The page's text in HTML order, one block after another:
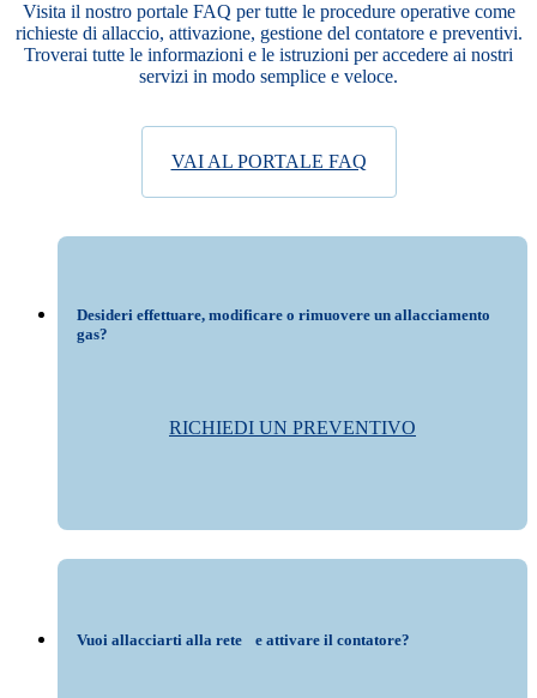
Visita il nostro portale FAQ per tutte le procedure operative come
richieste di allaccio, attivazione, gestione del contatore e preventivi.
Troverai tutte le informazioni e le istruzioni per accedere ai nostri
servizi in modo semplice e veloce.
VAI AL PORTALE FAQ
Desideri effettuare, modificare o rimuovere un allacciamento
gas?
RICHIEDI UN PREVENTIVO
Vuoi allacciarti alla rete e attivare il contatore?